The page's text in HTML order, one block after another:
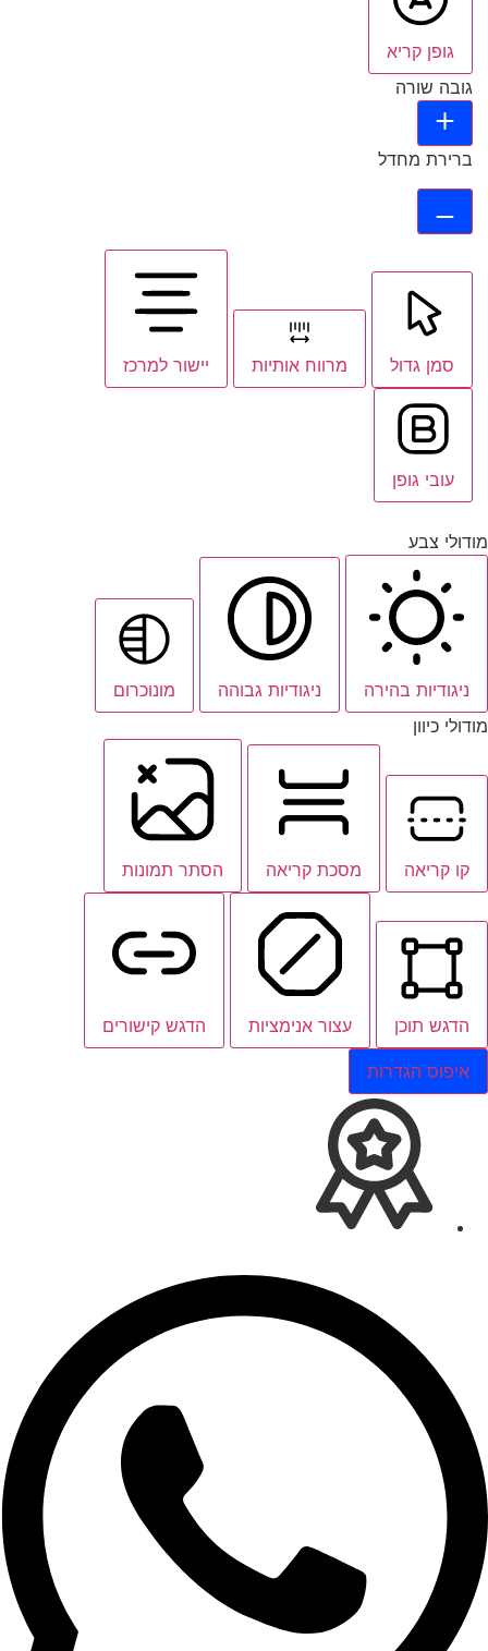
גופן קריא
גובה שורה
ברירת מחדל
סמן גדול מרווח אותיות יישור למרכז
עובי גופן
מודולי צבע
ניגודיות בהירה ניגודיות גבוהה
מונוכרום
מודולי כיוון
קו קריאה מסכת קריאה הסתר תמונות
הדגש תוכן עצור אנימציות הדגש קישורים
איפוס הגדרות